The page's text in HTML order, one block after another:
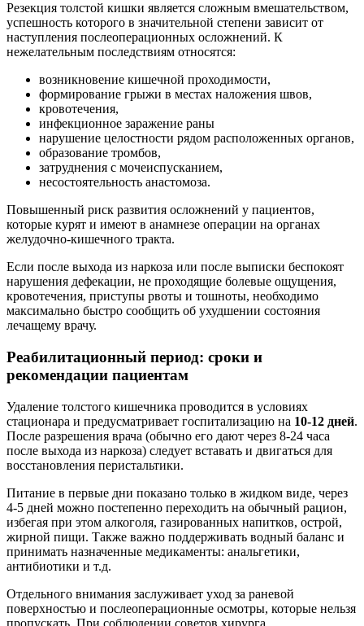
Резекция толстой кишки является сложным вмешательством,
успешность которого в значительной степени зависит от
наступления послеоперационных осложнений. К
нежелательным последствиям относятся:
возникновение кишечной проходимости,
формирование грыжи в местах наложения швов,
кровотечения,
инфекционное заражение раны
нарушение целостности рядом расположенных органов,
образование тромбов,
затруднения с мочеиспусканием,
несостоятельность анастомоза.
Повышенный риск развития осложнений у пациентов,
которые курят и имеют в анамнезе операции на органах
желудочно-кишечного тракта.
Если после выхода из наркоза или после выписки беспокоят
нарушения дефекации, не проходящие болевые ощущения,
кровотечения, приступы рвоты и тошноты, необходимо
максимально быстро сообщить об ухудшении состояния
лечащему врачу.
Реабилитационный период: сроки и
рекомендации пациентам
Удаление толстого кишечника проводится в условиях
стационара и предусматривает госпитализацию на 10-12 дней.
После разрешения врача (обычно его дают через 8-24 часа
после выхода из наркоза) следует вставать и двигаться для
восстановления перистальтики.
Питание в первые дни показано только в жидком виде, через
4-5 дней можно постепенно переходить на обычный рацион,
избегая при этом алкоголя, газированных напитков, острой,
жирной пищи. Также важно поддерживать водный баланс и
принимать назначенные медикаменты: анальгетики,
антибиотики и т.д.
Отдельного внимания заслуживает уход за раневой
поверхностью и послеоперационные осмотры, которые нельзя
пропускать. При соблюдении советов хирурга